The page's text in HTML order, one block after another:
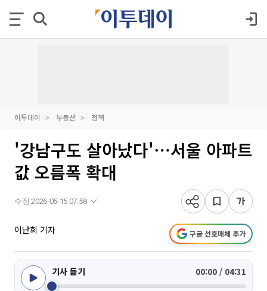
이투데이 부동산 정책
'강남구도 살아났다'⋯서울 아파트
값 오름폭 확대
수정 2026-05-15 07:58
이난희 기자 구글 선호매체 추가
기사 듣기 00:00 / 04:31